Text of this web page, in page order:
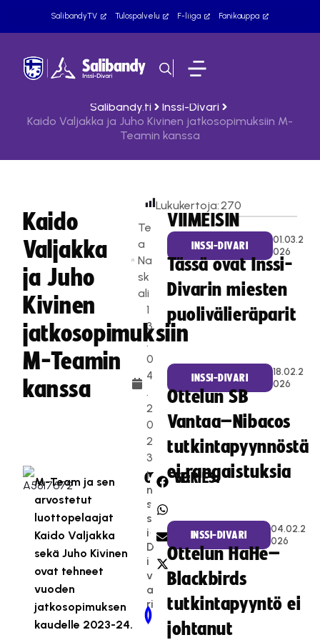
SalibandyTV Tulospalvelu F-liiga Fanikauppa
Salibandy.fi
Inssi-Divari
Kaido Valjakka ja Juho Kivinen jatkosopimuksiin M-
Teamin kanssa
Kaido
Valjakka
ja Juho
Kivinen
jatkosopimuksiin
M-Teamin
kanssa
Te
a
Na
sk
ali
1
3
.
0
4
.
2
0
2
3
Lukukertoja:270
M-Team ja sen
arvostetut
luottopelaajat
Kaido Valjakka
sekä Juho Kivinen
ovat tehneet
vuoden
jatkosopimuksen
kaudelle 2023-24.
CATEGORIES:
I
n
s
s
i-
D
i
v
a
ri
SHARE:
Newer Post
VIIMEISIN
INSSI-DIVARI
01.03.2
026
Tässä ovat Inssi-
Divarin miesten
puolivälieräparit
INSSI-DIVARI
18.02.2
026
Ottelun SB
Vantaa–Nibacos
tutkintapyynnöstä
ei rangaistuksia
INSSI-DIVARI
04.02.2
026
Ottelun HaHe–
Blackbirds
tutkintapyyntö ei
johtanut